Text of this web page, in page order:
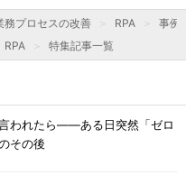
務プロセスの改善 RPA
事例
RPA 特集記事一覧
言われたら――ある日突然「ゼロ
その後